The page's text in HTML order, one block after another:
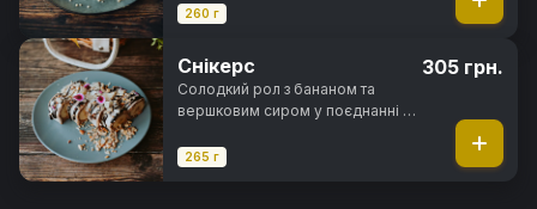
цукровою пудрою, в
полуничним топінгом
260 г
Снікерс
Солодкий рол з бананом та
вершковим сиром у поєднанні з
повітряному рисовому тісті з
265 г
305 грн.